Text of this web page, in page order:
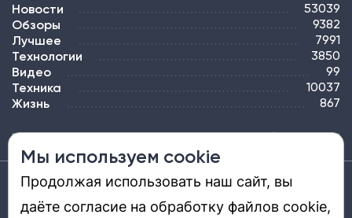
Новости 53039
Обзоры 9382
Лучшее 7991
Технологии 3850
Видео 99
Техника 10037
Жизнь 867
ПОДПИСКА РЕКЛАМА КОНТАКТЫ КАРТА САЙТА ТЭГИ
Средство массовой информации «DGL.RU — Цифровой мир» (www.dgl.ru).
Реестровая запись средства массовой информации (СМИ) сетевого издания ЭЛ №
ФС 77 - 81669, выдано Роскомнадзором 27.08.2021. Учредитель: ООО «ДиДжиЭль».
Главный редактор: Шкред Т. В. Телефон редакции +7901-907-1590. Адрес
Мы используем cookie
Продолжая использовать наш сайт, вы
даёте согласие на обработку файлов cookie,